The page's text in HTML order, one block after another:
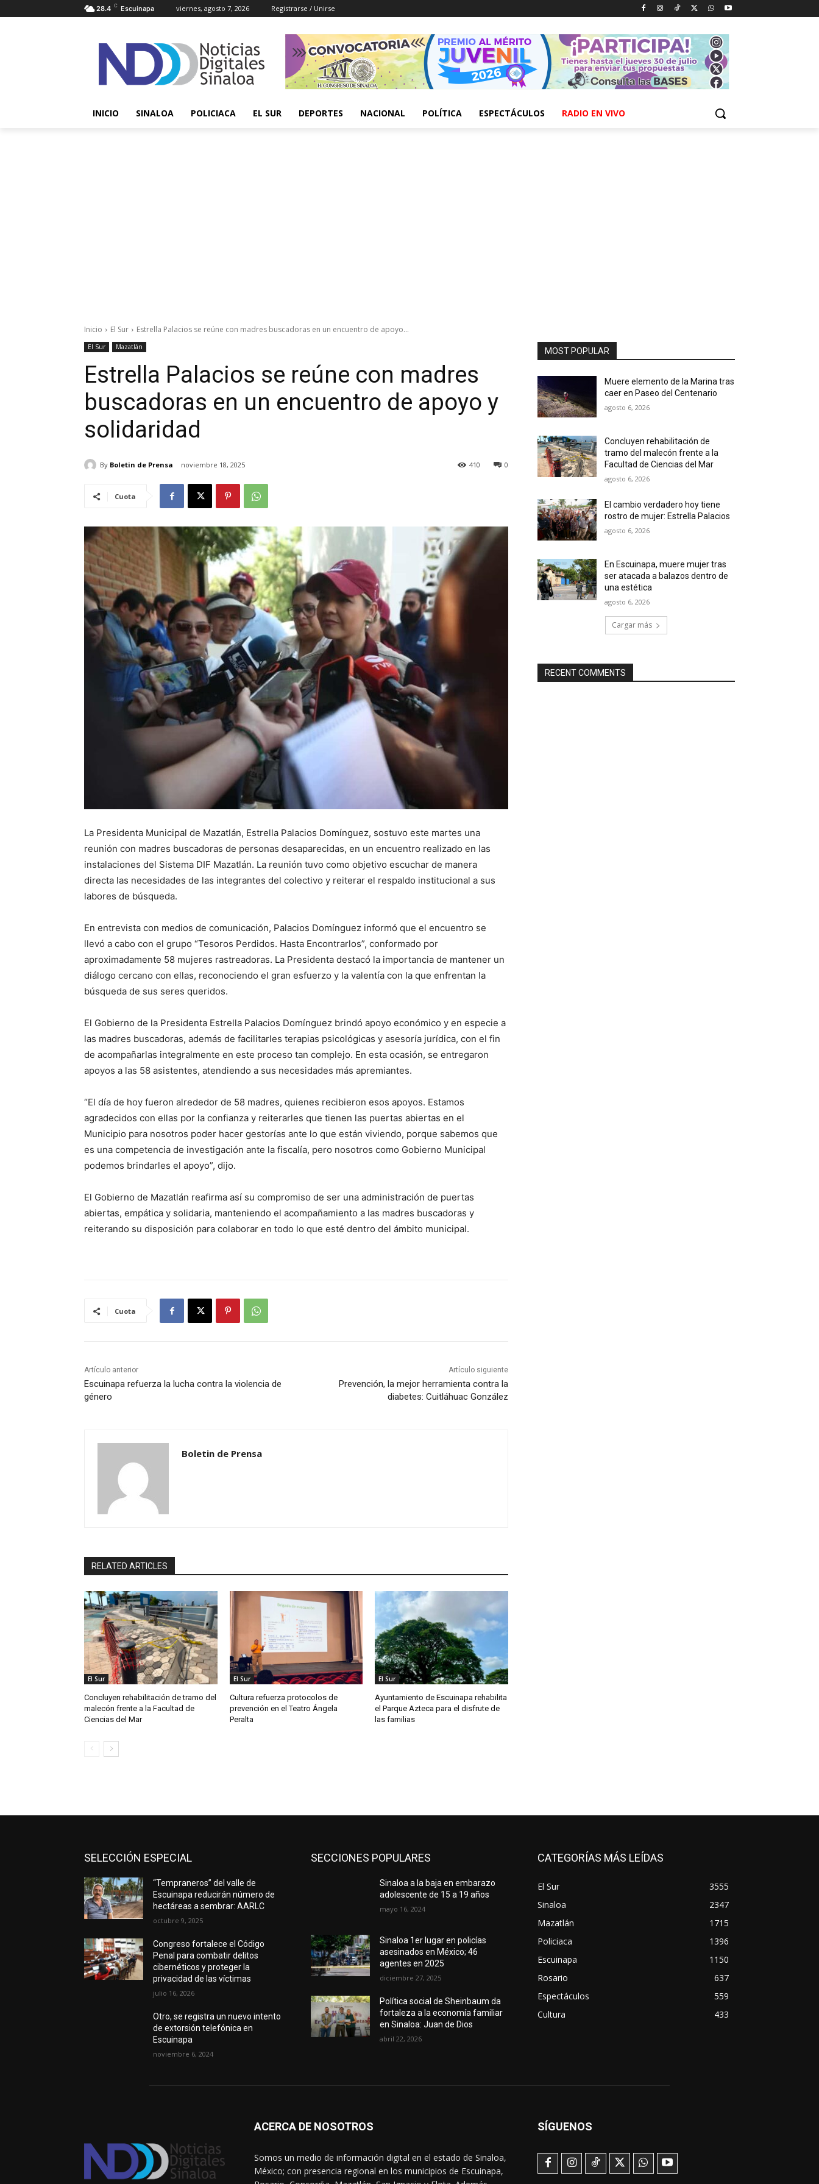
28.4 C Escuinapa viernes, agosto 7, 2026 Registrarse / Unirse
INICIO SINALOA POLICIACA EL SUR DEPORTES NACIONAL POLÍTICA ESPECTÁCULOS RADIO EN VIVO
Inicio El Sur Estrella Palacios se reúne con madres buscadoras en un encuentro de apoyo...
El Sur Mazatlán
Estrella Palacios se reúne con madres
buscadoras en un encuentro de apoyo y
solidaridad
By Boletin de Prensa noviembre 18, 2025 0
410
Cuota
La Presidenta Municipal de Mazatlán, Estrella Palacios Domínguez, sostuvo este martes una
reunión con madres buscadoras de personas desaparecidas, en un encuentro realizado en las
instalaciones del Sistema DIF Mazatlán. La reunión tuvo como objetivo escuchar de manera
directa las necesidades de las integrantes del colectivo y reiterar el respaldo institucional a sus
labores de búsqueda.
En entrevista con medios de comunicación, Palacios Domínguez informó que el encuentro se
llevó a cabo con el grupo “Tesoros Perdidos. Hasta Encontrarlos”, conformado por
aproximadamente 58 mujeres rastreadoras. La Presidenta destacó la importancia de mantener un
diálogo cercano con ellas, reconociendo el gran esfuerzo y la valentía con la que enfrentan la
búsqueda de sus seres queridos.
El Gobierno de la Presidenta Estrella Palacios Domínguez brindó apoyo económico y en especie a
las madres buscadoras, además de facilitarles terapias psicológicas y asesoría jurídica, con el fin
de acompañarlas integralmente en este proceso tan complejo. En esta ocasión, se entregaron
apoyos a las 58 asistentes, atendiendo a sus necesidades más apremiantes.
“El día de hoy fueron alrededor de 58 madres, quienes recibieron esos apoyos. Estamos
agradecidos con ellas por la confianza y reiterarles que tienen las puertas abiertas en el
Municipio para nosotros poder hacer gestorías ante lo que están viviendo, porque sabemos que
es una competencia de investigación ante la fiscalía, pero nosotros como Gobierno Municipal
podemos brindarles el apoyo”, dijo.
El Gobierno de Mazatlán reafirma así su compromiso de ser una administración de puertas
abiertas, empática y solidaria, manteniendo el acompañamiento a las madres buscadoras y
reiterando su disposición para colaborar en todo lo que esté dentro del ámbito municipal.
Cuota
Artículo anterior
Escuinapa refuerza la lucha contra la violencia de
género
Artículo siguiente
Prevención, la mejor herramienta contra la
diabetes: Cuitláhuac González
Boletin de Prensa
RELATED ARTICLES
El Sur
Concluyen rehabilitación de tramo del
malecón frente a la Facultad de
Ciencias del Mar
El Sur
Cultura refuerza protocolos de
prevención en el Teatro Ángela
Peralta
El Sur
Ayuntamiento de Escuinapa rehabilita
el Parque Azteca para el disfrute de
las familias
MOST POPULAR
Muere elemento de la Marina tras
caer en Paseo del Centenario
agosto 6, 2026
Concluyen rehabilitación de
tramo del malecón frente a la
Facultad de Ciencias del Mar
agosto 6, 2026
El cambio verdadero hoy tiene
rostro de mujer: Estrella Palacios
agosto 6, 2026
En Escuinapa, muere mujer tras
ser atacada a balazos dentro de
una estética
agosto 6, 2026
Cargar más
RECENT COMMENTS
SELECCIÓN ESPECIAL
“Tempraneros” del valle de
Escuinapa reducirán número de
hectáreas a sembrar: AARLC
octubre 9, 2025
Congreso fortalece el Código
Penal para combatir delitos
cibernéticos y proteger la
privacidad de las víctimas
julio 16, 2026
Otro, se registra un nuevo intento
de extorsión telefónica en
Escuinapa
noviembre 6, 2024
SECCIONES POPULARES
Sinaloa a la baja en embarazo
adolescente de 15 a 19 años
mayo 16, 2024
Sinaloa 1er lugar en policías
asesinados en México; 46
agentes en 2025
diciembre 27, 2025
Política social de Sheinbaum da
fortaleza a la economía familiar
en Sinaloa: Juan de Dios
abril 22, 2026
CATEGORÍAS MÁS LEÍDAS
El Sur
3555
Sinaloa
2347
Mazatlán
1715
Policiaca
1396
Escuinapa
1150
Rosario
637
Espectáculos
559
Cultura
433
ACERCA DE NOSOTROS
Somos un medio de información digital en el estado de Sinaloa,
México; con presencia regional en los municipios de Escuinapa,
SÍGUENOS